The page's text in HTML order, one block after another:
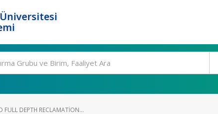
FULL DEPTH RECLAMATION...